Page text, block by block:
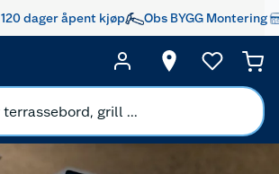
120 dager åpent kjøp Obs BYGG Montering